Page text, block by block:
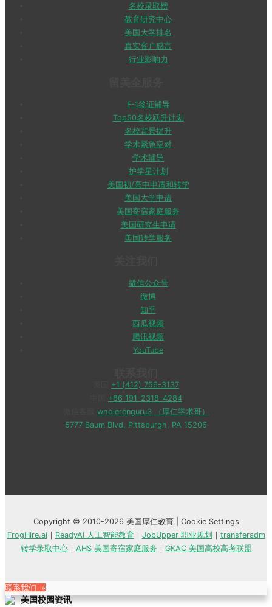
名校录取榜
教育研究中心
美国大学排名
真实客户感言
行业影响力
F-1签证辅导
Top50名校跃升计划
名校背景提升
学术紧急应对
学术辅导
护学星计划
美国初/高中申请和转学
美国大学申请
美国寄宿家庭服务
美国研究生申请
美国转学服务
微信公众号
微博
知乎
西瓜视频
腾讯视频
YouTube
+1 (412) 756-3137
+86 191-2318-4284
wholerenguru3 （厚仁学术哥）
5777 Baum Blvd, Pittsburgh, PA 15206
Copyright © 2010-2026 美国厚仁教育 | Cookie Settings
FrogHire.ai｜ ReadyAI 人工智能教育｜ JobUpper 职业规划 ｜ transferadm
转学录取中心｜ AHS 美国寄宿家庭服务 ｜ GKAC 美国高校高考联盟
联系我们 »
美国校园资讯